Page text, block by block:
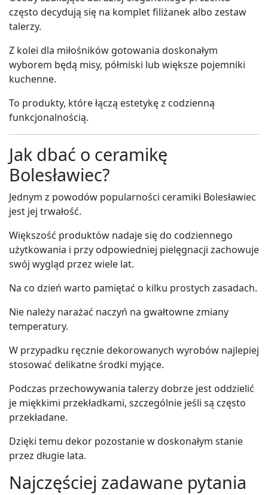
często decydują się na komplet filiżanek albo zestaw
talerzy.
Z kolei dla miłośników gotowania doskonałym
wyborem będą misy, półmiski lub większe pojemniki
kuchenne.
To produkty, które łączą estetykę z codzienną
funkcjonalnością.
Jak dbać o ceramikę
Bolesławiec?
Jednym z powodów popularności ceramiki Bolesławiec
jest jej trwałość.
Większość produktów nadaje się do codziennego
użytkowania i przy odpowiedniej pielęgnacji zachowuje
swój wygląd przez wiele lat.
Na co dzień warto pamiętać o kilku prostych zasadach.
Nie należy narażać naczyń na gwałtowne zmiany
temperatury.
W przypadku ręcznie dekorowanych wyrobów najlepiej
stosować delikatne środki myjące.
Podczas przechowywania talerzy dobrze jest oddzielić
je miękkimi przekładkami, szczególnie jeśli są często
przekładane.
Dzięki temu dekor pozostanie w doskonałym stanie
przez długie lata.
Najczęściej zadawane pytania